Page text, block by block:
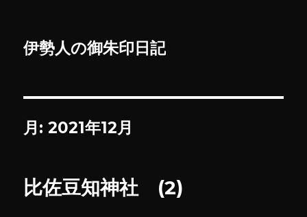
伊勢人の御朱印日記
月:2021年12月
比佐豆知神社 (2)